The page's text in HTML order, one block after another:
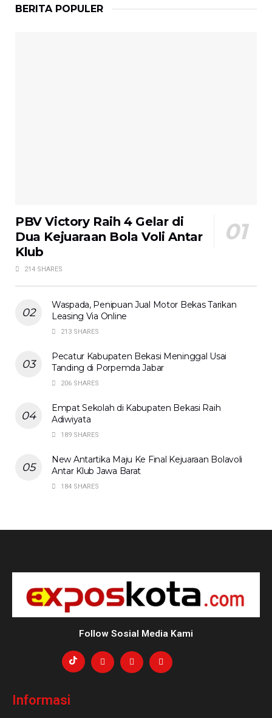
BERITA POPULER
PBV Victory Raih 4 Gelar di
Dua Kejuaraan Bola Voli Antar
Klub
214 SHARES
Waspada, Penipuan Jual Motor Bekas Tarikan
Leasing Via Online
213 SHARES
Pecatur Kabupaten Bekasi Meninggal Usai
Tanding di Porpemda Jabar
206 SHARES
Empat Sekolah di Kabupaten Bekasi Raih
Adiwiyata
189 SHARES
New Antartika Maju Ke Final Kejuaraan Bolavoli
Antar Klub Jawa Barat
184 SHARES
Follow Sosial Media Kami
Informasi